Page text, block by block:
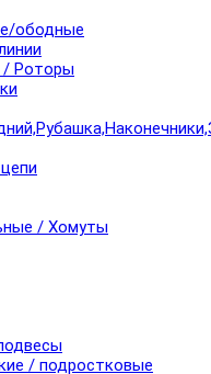
ободные
/ Роторы
/ Хомуты
/ подростковые